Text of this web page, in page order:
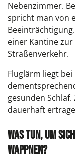
Nebenzimmer.
spricht man von
einer Kantine
Straßenverkehr.
Fluglärm liegt bei
gesunden
dauerhaft
Was tun, um
wappnen?